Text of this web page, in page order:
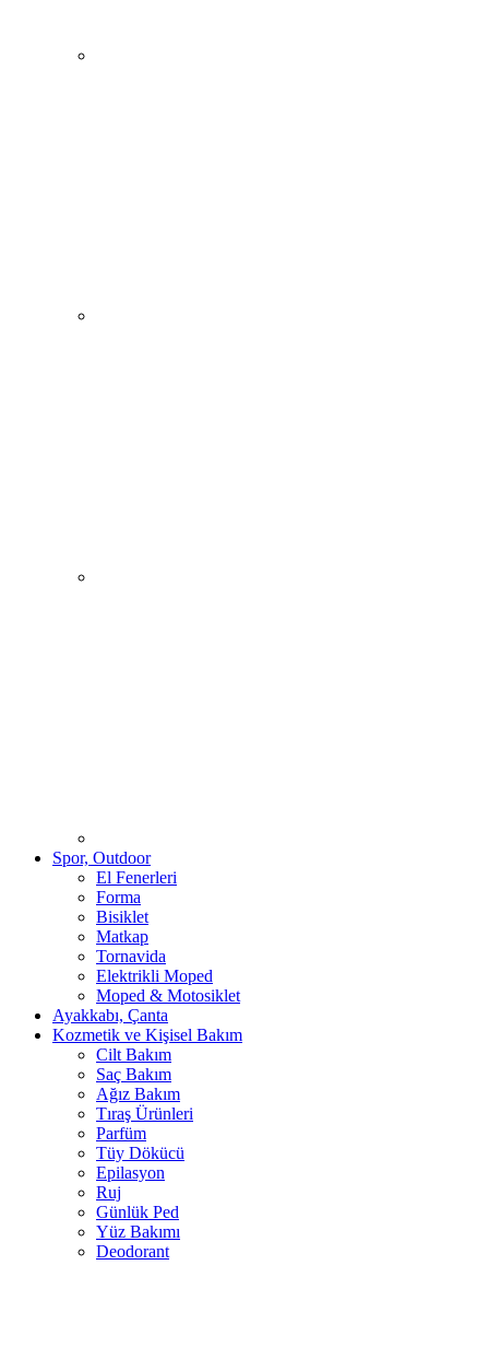
Spor, Outdoor
El Fenerleri
Forma
Bisiklet
Matkap
Tornavida
Elektrikli Moped
Moped & Motosiklet
Ayakkabı, Çanta
Kozmetik ve Kişisel Bakım
Cilt Bakım
Saç Bakım
Ağız Bakım
Tıraş Ürünleri
Parfüm
Tüy Dökücü
Epilasyon
Ruj
Günlük Ped
Yüz Bakımı
Deodorant